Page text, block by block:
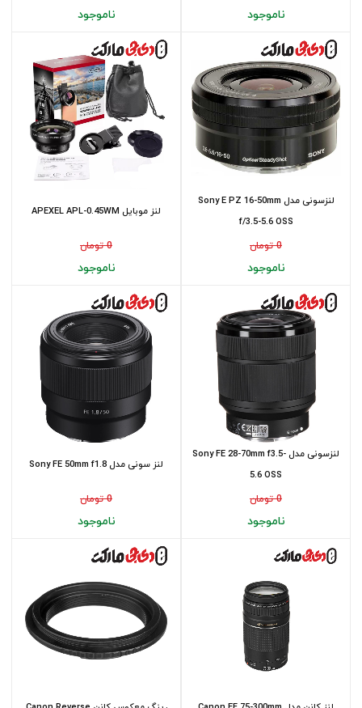
ناموجود ناموجود
لنز موبایل APEXEL APL-0.45WM
0 تومان
ناموجود
لنزسونی مدل Sony E PZ 16-50mm
f/3.5-5.6 OSS
0 تومان
ناموجود
لنز سونی مدل Sony FE 50mm f1.8
0 تومان
ناموجود
لنزسونی مدل Sony FE 28-70mm f3.5-
5.6 OSS
0 تومان
ناموجود